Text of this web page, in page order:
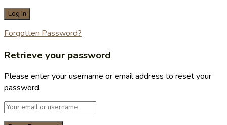
Forgotten Password?
Retrieve your password
Please enter your username or email address to reset your
password.